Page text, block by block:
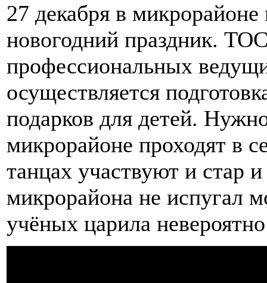
27 декабря в
новогодний праздник.
профессиональных
осуществляется
подарков для детей.
микрорайоне проходят в
танцах участвуют и стар
микрорайона не испугал
учёных царила